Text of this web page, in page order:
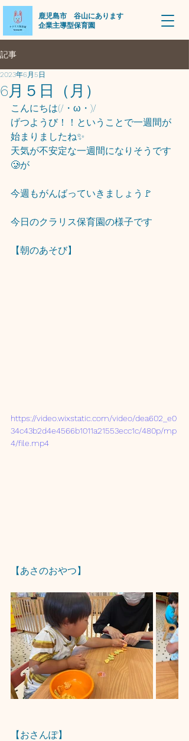
​鹿児島市 谷山にあります
企業主導型保育園
記事
6月５日（月）
2023年6月5日
こんにちは(/・ω・)/
げつようび！！ということで一週間が
始まりましたね✨
天気が不安定な一週間になりそうです
🥲が
今週もがんばっていきましょう🚩
今日のクラリス保育園の様子です
【朝のあそび】
https://video.wixstatic.com/video/dea602_e0
34c43b2d4e4566b1011a21553ecc1c/480p/mp
4/file.mp4
【あさのおやつ】
【おさんぽ】